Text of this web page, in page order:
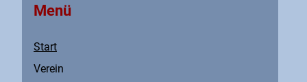
Menü
Start
Verein